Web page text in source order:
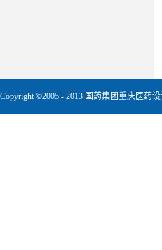
Copyright ©2005 - 2013 国药集团重庆医药